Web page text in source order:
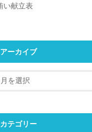
い献立表
アーカイブ
カテゴリー